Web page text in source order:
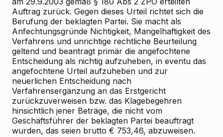
Auftrag zurück. Gegen dieses Urteil richtet sich die
Berufung der beklagten Partei. Sie macht als
Anfechtungsgründe Nichtigkeit, Mangelhaftigkeit des
Verfahrens und unrichtige rechtliche Beurteilung
geltend und beantragt primär die angefochtene
Entscheidung als nichtig aufzuheben, in eventu das
angefochtene Urteil aufzuheben und zur
neuerlichen Entscheidung nach
Verfahrensergänzung an das Erstgericht
zurückzuverweisen bzw. das Klagebegehren
hinsichtlich jener Beträge, die nicht vom
Geschäftsführer der beklagten Partei beauftragt
wurden, das seien brutto € 753,46, abzuweisen.